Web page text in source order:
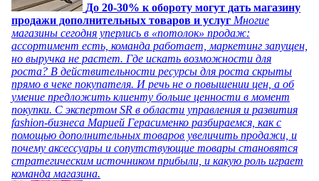
До 20-30% к обороту могут дать магазину
продажи дополнительных товаров и услуг Многие
магазины сегодня уперлись в «потолок» продаж:
ассортимент есть, команда работает, маркетинг запущен,
но выручка не растет. Где искать возможности для
роста? В действительности ресурсы для роста скрыты
прямо в чеке покупателя. И речь не о повышении цен, а об
умение предложить клиенту больше ценности в момент
покупки. С экспертом SR в области управления и развития
fashion-бизнеса Марией Герасименко разбираемся, как с
помощью дополнительных товаров увеличить продажи, и
почему аксессуары и сопутствующие товары становятся
стратегическим источником прибыли, и какую роль играет
команда магазина.